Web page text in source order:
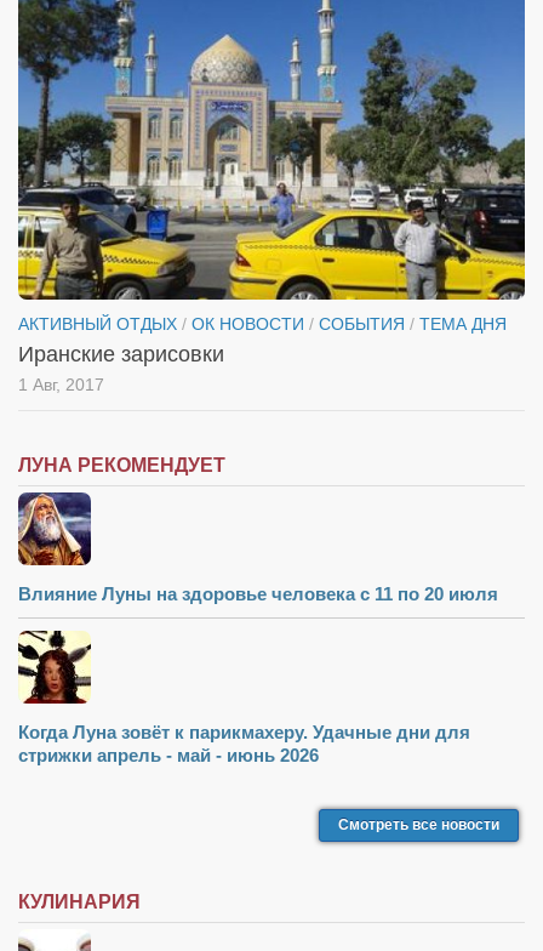
АКТИВНЫЙ ОТДЫХ / ОК НОВОСТИ / СОБЫТИЯ / ТЕМА ДНЯ
Иранские зарисовки
1 Авг, 2017
ЛУНА РЕКОМЕНДУЕТ
Влияние Луны на здоровье человека с 11 по 20 июля
Когда Луна зовёт к парикмахеру. Удачные дни для
стрижки апрель - май - июнь 2026
Смотреть все новости
КУЛИНАРИЯ